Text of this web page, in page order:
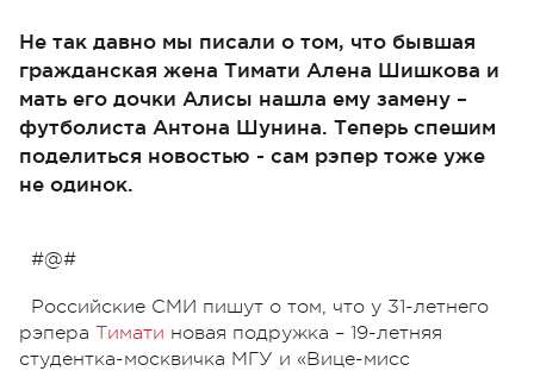
Не так давно мы писали о том, что бывшая
гражданская жена Тимати Алена Шишкова и
мать его дочки Алисы нашла ему замену –
футболиста Антона Шунина. Теперь спешим
поделиться новостью - сам рэпер тоже уже
не одинок.
#@#
Российские СМИ пишут о том, что у 31-летнего
рэпера Тимати новая подружка – 19-летняя
студентка-москвичка МГУ и «Вице-мисс